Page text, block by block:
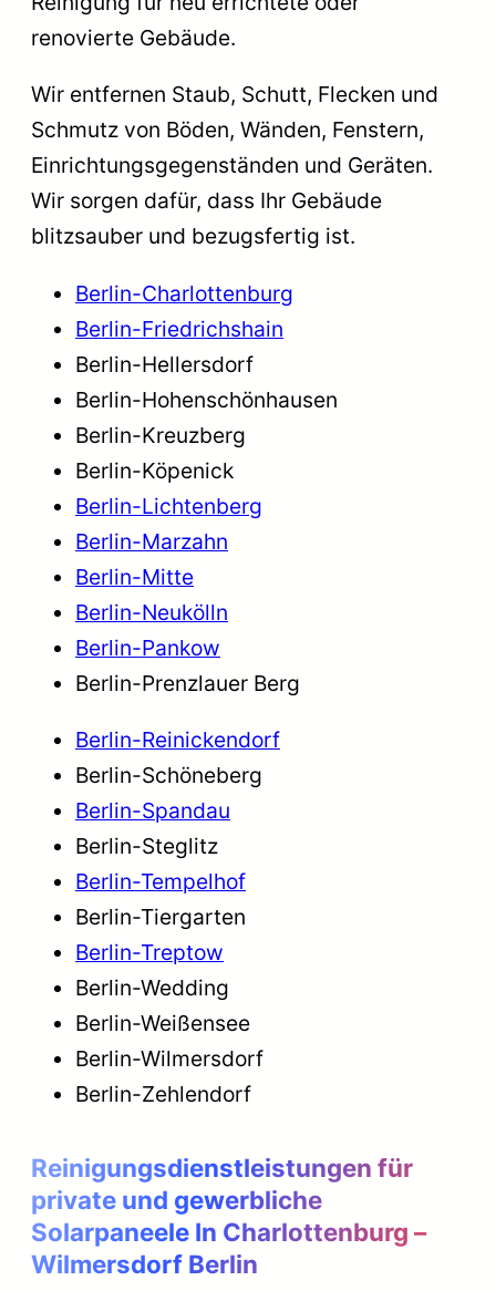
renovierte Gebäude.
Wir entfernen Staub, Schutt, Flecken und
Schmutz von Böden, Wänden, Fenstern,
Einrichtungsgegenständen und Geräten.
Wir sorgen dafür, dass Ihr Gebäude
blitzsauber und bezugsfertig ist.
Berlin-Charlottenburg
Berlin-Friedrichshain
Berlin-Hellersdorf
Berlin-Hohenschönhausen
Berlin-Kreuzberg
Berlin-Köpenick
Berlin-Lichtenberg
Berlin-Marzahn
Berlin-Mitte
Berlin-Neukölln
Berlin-Pankow
Berlin-Prenzlauer Berg
Berlin-Reinickendorf
Berlin-Schöneberg
Berlin-Spandau
Berlin-Steglitz
Berlin-Tempelhof
Berlin-Tiergarten
Berlin-Treptow
Berlin-Wedding
Berlin-Weißensee
Berlin-Wilmersdorf
Berlin-Zehlendorf
Reinigungsdienstleistungen für
private und gewerbliche
Solarpaneele In Charlottenburg –
Wilmersdorf Berlin